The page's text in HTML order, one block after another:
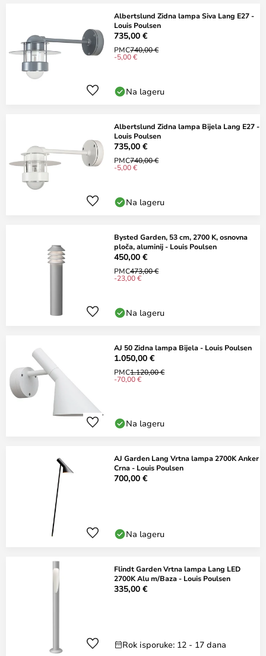
Albertslund Zidna lampa Siva Lang E27 -
Louis Poulsen
735,00 €
PMC740,00 €
-5,00 €
Na lageru
Albertslund Zidna lampa Bijela Lang E27 -
Louis Poulsen
735,00 €
PMC740,00 €
-5,00 €
Na lageru
Bysted Garden, 53 cm, 2700 K, osnovna
ploča, aluminij - Louis Poulsen
450,00 €
PMC473,00 €
-23,00 €
Na lageru
AJ 50 Zidna lampa Bijela - Louis Poulsen
1.050,00 €
PMC1.120,00 €
-70,00 €
Na lageru
AJ Garden Lang Vrtna lampa 2700K Anker
Crna - Louis Poulsen
700,00 €
Na lageru
Flindt Garden Vrtna lampa Lang LED
2700K Alu m/Baza - Louis Poulsen
335,00 €
Rok isporuke: 12 - 17 dana